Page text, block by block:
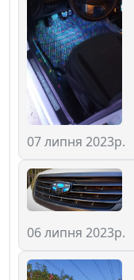
07 липня 2023р.
06 липня 2023р.